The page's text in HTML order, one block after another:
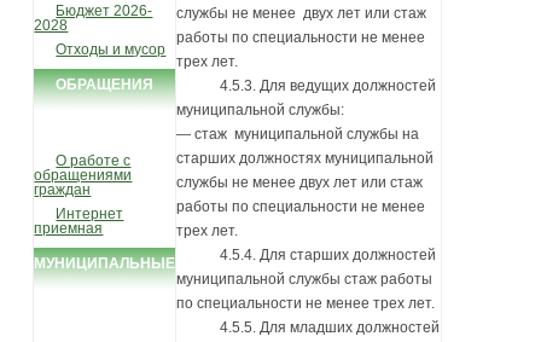
Бюджет 2026-
2028
Отходы и мусор
ОБРАЩЕНИЯ
О работе с
обращениями
граждан
Интернет
приемная
МУНИЦИПАЛЬНЫЕ
службы не менее двух лет или стаж
работы по специальности не менее
трех лет.
4.5.3. Для ведущих должностей
муниципальной службы:
— стаж муниципальной службы на
старших должностях муниципальной
службы не менее двух лет или стаж
работы по специальности не менее
трех лет.
4.5.4. Для старших должностей
муниципальной службы стаж работы
по специальности не менее трех лет.
4.5.5. Для младших должностей